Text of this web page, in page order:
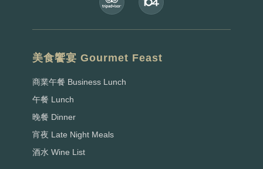
美食饗宴 Gourmet Feast
商業午餐 Business Lunch
午餐 Lunch
晚餐 Dinner
宵夜 Late Night Meals
酒水 Wine List